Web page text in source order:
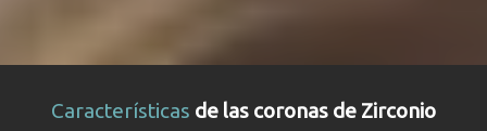
Características de las coronas de Zirconio